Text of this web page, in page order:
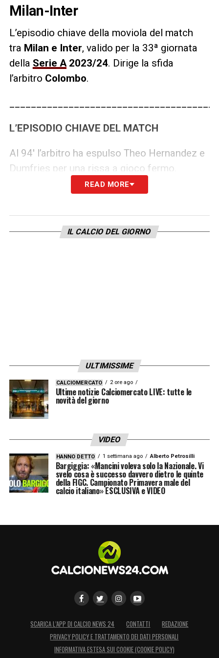
Milan-Inter
L’episodio chiave della moviola del match
tra Milan e Inter, valido per la 33ª giornata
della Serie A2023/24. Dirige la sfida
l’arbitro Colombo.
L’EPISODIO CHIAVE DEL MATCH
Al 94′ l’arbitro ha espulso Theo Hernandez e
Dumfries per una rissa a gioco fermo.
READ MORE
IL CALCIO DEL GIORNO
ULTIMISSIME
CALCIOMERCATO 2 ore ago
Ultime notizie Calciomercato LIVE: tutte le
novità del giorno
VIDEO
HANNO DETTO 1 settimana ago Alberto Petrosilli
Bargiggia: «Mancini voleva solo la Nazionale. Vi
svelo cosa è successo davvero dietro le quinte
della FIGC. Campionato Primavera male del
calcio italiano» ESCLUSIVA e VIDEO
SCARICA L’APP DI CALCIO NEWS 24 CONTATTI
REDAZIONE
PRIVACY POLICY E TRATTAMENTO DEI DATI PERSONALI
INFORMATIVA ESTESA SUI COOKIE (COOKIE POLICY)